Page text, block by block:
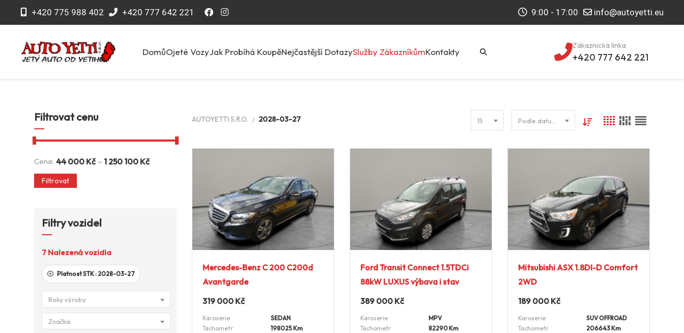
+420 775 988 402 +420 777 642 221 9:00 - 17:00 info@autoyetti.eu
DomůOjeté VozyJak Probíhá KoupěNejčastější DotazySlužby ZákazníkůmKontakty
Zákaznická linka
+420 777 642 221
Filtrovat cenu
Cena: 44 000 Kč - 1 250 100 Kč
Filtrovat
Filtry vozidel
7 Nalezená vozidla
Platnost STK : 2028-03-27
Roky výroby
Značka
AUTOYETTI S.R.O. 2028-03-27 15
Mercedes-Benz C 200 C200d
Avantgarde
319 000 Kč
Karoserie
SEDAN
Tachometr
198025 Km
Ford Transit Connect 1.5TDCi
88kW LUXUS výbava i stav
389 000 Kč
Karoserie
MPV
Tachometr
82290 Km
Mitsubishi ASX 1.8DI-D Comfort
2WD
189 000 Kč
Karoserie
SUV OFFROAD
Tachometr
206643 Km